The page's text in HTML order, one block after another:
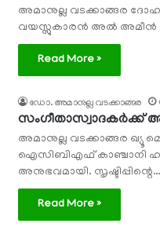
അമാനുല്ല വടക്കാങ്ങര
വയസ്സുകാരന്‍ അല്‍ അമീന്‍
Read More »
ഡോ. അമാനുല്ല വടക്കാങ്ങര
സംഗീതാസ്വാദകര്‍ക്ക്
അമാനുല്ല വടക്കാങ്ങര
ഐസിബിഎഫ് കാഞ്ചാനി
അനുഭവമായി. സൃഷ്ടിപ്പിന്റെ…
Read More »